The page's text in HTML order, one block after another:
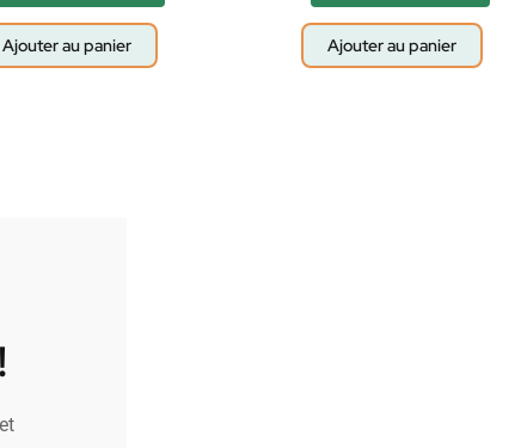
Ajouter au panier Ajouter au panier